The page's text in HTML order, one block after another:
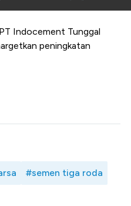
PT Indocement Tunggal
peningkatan
#semen tiga roda